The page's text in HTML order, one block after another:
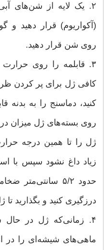
۲. یک لایه از شن‌های
(آکواریوم) قرار دهید
روی شن قرار دهید.
۳. قابلمه را روی حرارت
کافی ژل برای پر کردن
کنید، دماسنج را به بدنه
روی بسته‌های ژل میزان
ژل را تا همین درجه
زیاد داغ نشود سپس با
حدود ۵/۲
درزگیری کنید و بگذارید
۴. زمانی‌که ژل در
ماهی‌های شیشه‌ای را در